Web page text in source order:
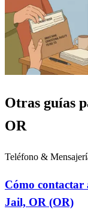
Otras guías
OR
Teléfono &
Cómo contactar
Jail, OR (OR)